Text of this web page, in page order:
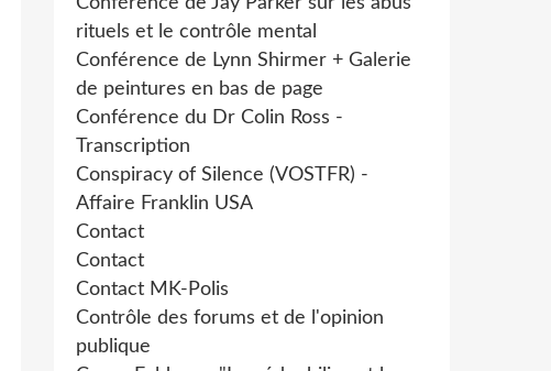
rituels et le contrôle mental
Conférence de Lynn Shirmer + Galerie
de peintures en bas de page
Conférence du Dr Colin Ross -
Transcription
Conspiracy of Silence (VOSTFR) -
Affaire Franklin USA
Contact
Contact
Contact MK-Polis
Contrôle des forums et de l'opinion
publique